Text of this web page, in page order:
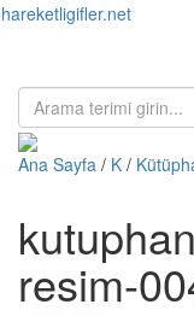
hareketligifler.net
Ana Sayfa / K /
resim-